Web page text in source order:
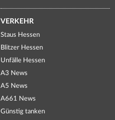
VERKEHR
Staus Hessen
Blitzer Hessen
Unfälle Hessen
A3 News
A5 News
A661 News
Günstig tanken